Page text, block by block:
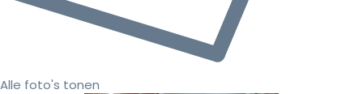
Alle foto's tonen